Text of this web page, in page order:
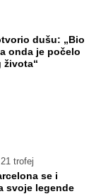
dušu: „Bio
onda je počelo
života“
trofej
se i
svoje legende